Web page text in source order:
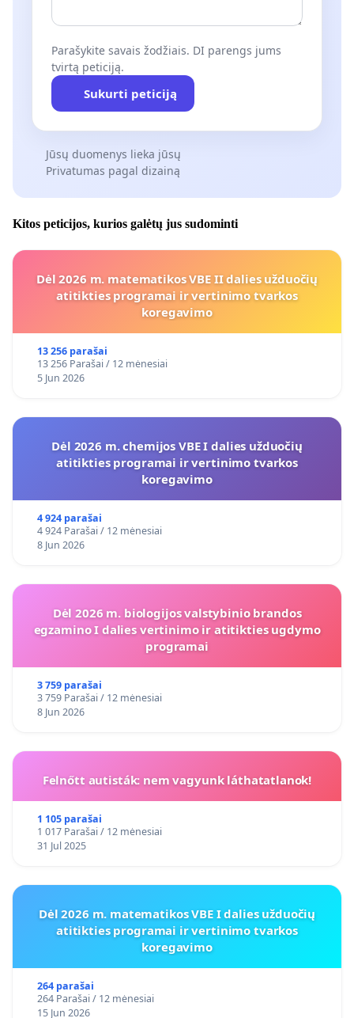
Parašykite savais žodžiais. DI parengs jums
tvirtą peticiją.
Sukurti peticiją
Jūsų duomenys lieka jūsų
Privatumas pagal dizainą
Kitos peticijos, kurios galėtų jus sudominti
Dėl 2026 m. matematikos VBE II dalies užduočių
atitikties programai ir vertinimo tvarkos
koregavimo
13 256 parašai
13 256 Parašai / 12 mėnesiai
5 Jun 2026
Dėl 2026 m. chemijos VBE I dalies užduočių
atitikties programai ir vertinimo tvarkos
koregavimo
4 924 parašai
4 924 Parašai / 12 mėnesiai
8 Jun 2026
Dėl 2026 m. biologijos valstybinio brandos
egzamino I dalies vertinimo ir atitikties ugdymo
programai
3 759 parašai
3 759 Parašai / 12 mėnesiai
8 Jun 2026
Felnőtt autisták: nem vagyunk láthatatlanok!
1 105 parašai
1 017 Parašai / 12 mėnesiai
31 Jul 2025
Dėl 2026 m. matematikos VBE I dalies užduočių
atitikties programai ir vertinimo tvarkos
koregavimo
264 parašai
264 Parašai / 12 mėnesiai
15 Jun 2026